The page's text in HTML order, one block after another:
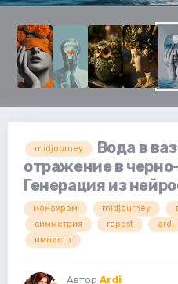
midjourney
Вода в
отражение в
Генерация из
монохром midjourney
симметрия
repost ardi
импасто
Автор Ardi